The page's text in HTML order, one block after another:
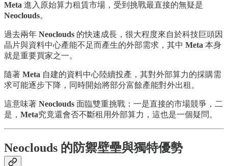
Meta 進入原始算力租賃市場，受到挑戰最直接的無疑是
Neoclouds。
過去兩年 Neoclouds 的快速成長，很大程度來自於科技巨頭因
晶片與資料中心產能不足而產生的外部需求，其中 Meta 本身
就是重要買家之一。
隨著 Meta 自建的資料中心陸續投產，其對外部算力的採購需
求可能逐步下降，同時開始將部分富餘產能對外出租。
這意味著 Neoclouds 面臨雙重挑戰：一是直接的市場競爭，二
是， Meta究竟還會否不斷租用外部算力，這也是一個疑問。
Neoclouds 的防禦壁壘與獨特優勢